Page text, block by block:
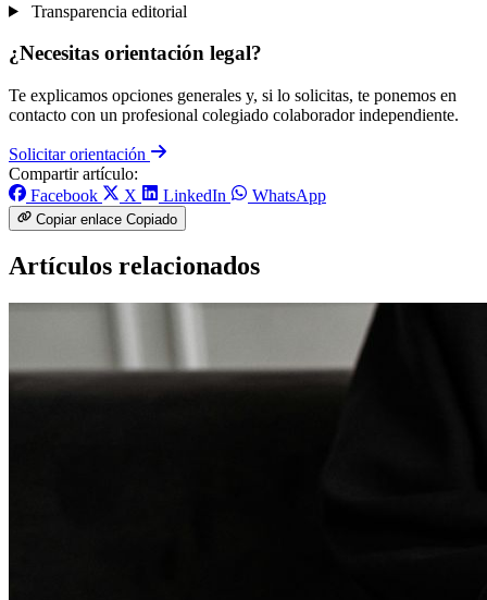
Transparencia editorial
¿Necesitas orientación legal?
Te explicamos opciones generales y, si lo solicitas, te ponemos en
contacto con un profesional colegiado colaborador independiente.
Solicitar orientación
Compartir artículo:
Facebook
X LinkedIn WhatsApp
Copiar enlace Copiado
Artículos relacionados